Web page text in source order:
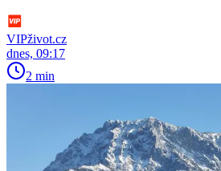
VIPživot.cz
dnes, 09:17
2 min